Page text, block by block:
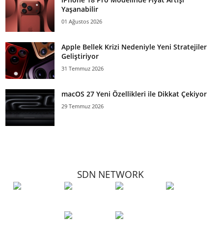
Yaşanabilir
01 Ağustos 2026
Apple Bellek Krizi Nedeniyle Yeni Stratejiler
Geliştiriyor
31 Temmuz 2026
macOS 27 Yeni Özellikleri ile Dikkat Çekiyor
29 Temmuz 2026
SDN NETWORK